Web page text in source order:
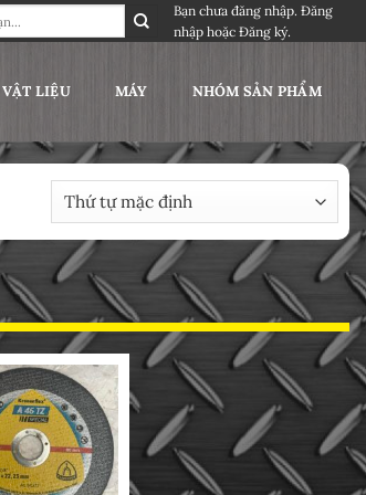
Bạn chưa đăng nhập. Đăng
nhậphoặc Đăng ký.
VẬT LIỆU MÁY NHÓM SẢN PHẨM